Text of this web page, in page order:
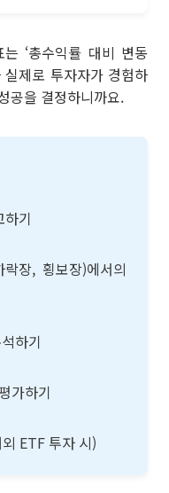
‘총수익률 대비 변동
제로 투자자가 경험하
공을 결정하니까요.
하기
장, 횡보장)에서의
하기
가하기
ETF 투자 시)